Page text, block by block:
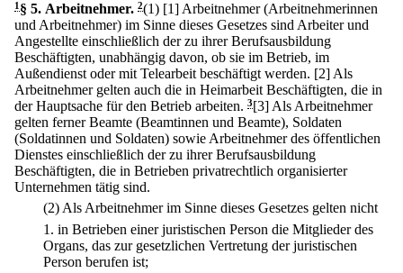
1 § 5. Arbeitnehmer. 2(1) [1] Arbeitnehmer (Arbeitnehmerinnen
und Arbeitnehmer) im Sinne dieses Gesetzes sind Arbeiter und
Angestellte einschließlich der zu ihrer Berufsausbildung
Beschäftigten, unabhängig davon, ob sie im Betrieb, im
Außendienst oder mit Telearbeit beschäftigt werden. [2] Als
Arbeitnehmer gelten auch die in Heimarbeit Beschäftigten, die in
der Hauptsache für den Betrieb arbeiten. 3[3] Als Arbeitnehmer
gelten ferner Beamte (Beamtinnen und Beamte), Soldaten
(Soldatinnen und Soldaten) sowie Arbeitnehmer des öffentlichen
Dienstes einschließlich der zu ihrer Berufsausbildung
Beschäftigten, die in Betrieben privatrechtlich organisierter
Unternehmen tätig sind.
(2) Als Arbeitnehmer im Sinne dieses Gesetzes gelten nicht
1. in Betrieben einer juristischen Person die Mitglieder des
Organs, das zur gesetzlichen Vertretung der juristischen
Person berufen ist;